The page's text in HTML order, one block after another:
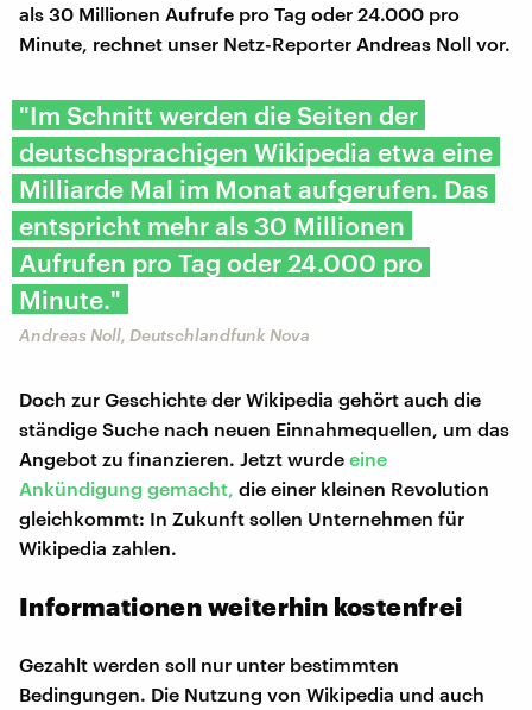
als 30 Millionen Aufrufe pro Tag oder 24.000 pro
Minute, rechnet unser Netz-Reporter Andreas Noll vor.
"Im Schnitt werden die Seiten der
deutschsprachigen Wikipedia etwa eine
Milliarde Mal im Monat aufgerufen. Das
entspricht mehr als 30 Millionen
Aufrufen pro Tag oder 24.000 pro
Minute."
Andreas Noll, Deutschlandfunk Nova
Doch zur Geschichte der Wikipedia gehört auch die
ständige Suche nach neuen Einnahmequellen, um das
Angebot zu finanzieren. Jetzt wurde eine
Ankündigung gemacht, die einer kleinen Revolution
gleichkommt: In Zukunft sollen Unternehmen für
Wikipedia zahlen.
Informationen weiterhin kostenfrei
Gezahlt werden soll nur unter bestimmten
Bedingungen. Die Nutzung von Wikipedia und auch